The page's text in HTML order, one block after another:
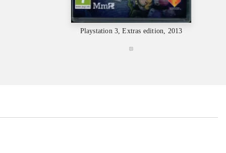
Playstation 3, Extras edition, 2013